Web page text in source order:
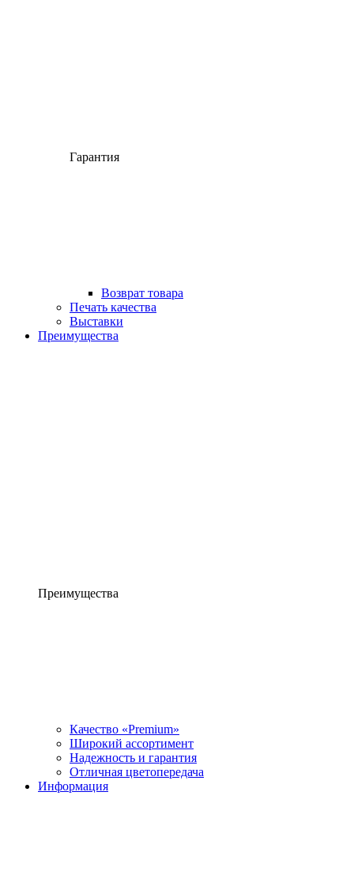
Гарантия
Возврат товара
Печать качества
Выставки
Преимущества
Преимущества
Качество «Premium»
Широкий ассортимент
Надежность и гарантия
Отличная цветопередача
Информация